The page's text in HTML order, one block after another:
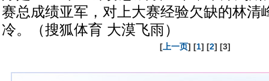
赛总成绩亚军，对上大赛经验欠缺的林清
冷。（搜狐体育 大漠飞雨）
[ 上一页] [1] [2] [3]